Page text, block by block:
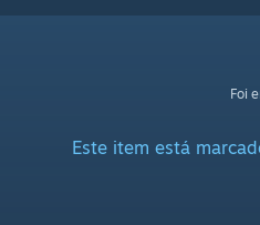
Foi
Este item está